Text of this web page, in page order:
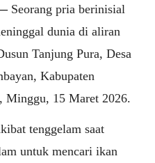
Seorang pria berinisial
dunia di aliran
Tanjung Pura, Desa
Kabupaten
Minggu, 15 Maret 2026.
tenggelam saat
untuk mencari ikan